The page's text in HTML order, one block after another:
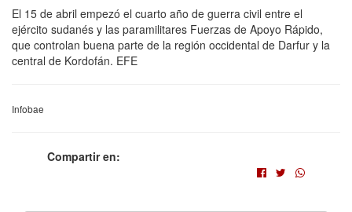
El 15 de abril empezó el cuarto año de guerra civil entre el
ejército sudanés y las paramilitares Fuerzas de Apoyo Rápido,
que controlan buena parte de la región occidental de Darfur y la
central de Kordofán. EFE
Infobae
Compartir en: